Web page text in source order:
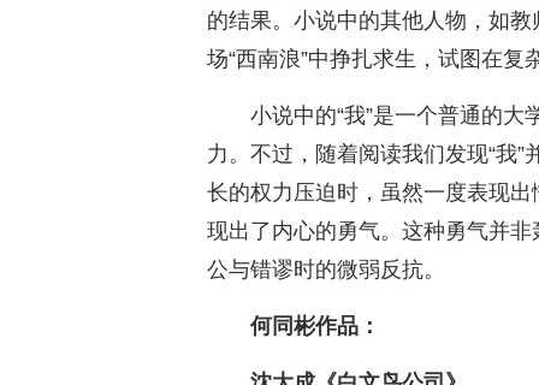
的结果。小说中的其他人物，如
场“西南浪”中挣扎求生，试图在复
小说中的“我”是一个普通的
力。不过，随着阅读我们发现“我
长的权力压迫时，虽然一度表现
现出了内心的勇气。这种勇气并
公与错谬时的微弱反抗。
何同彬作品：